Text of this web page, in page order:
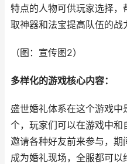
特点的人物可供玩家选择
取神器和法宝提高队伍的战
（图：宣传图2）
多样化的游戏核心内容：
盛世婚礼体系在这个游戏
个，玩家们可以在游戏中和
邀请各种好友前来参与，
成为婚礼现场，全服都可